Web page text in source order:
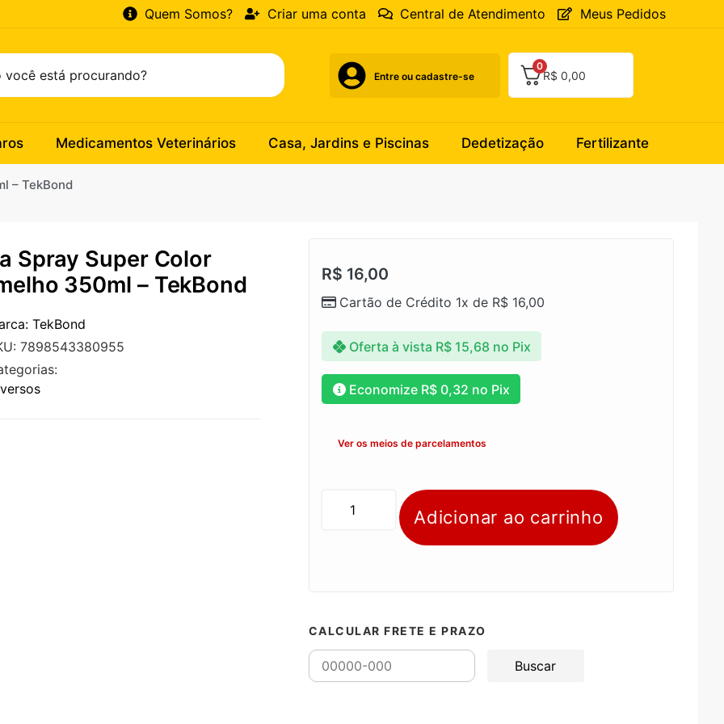
Quem Somos? Criar uma conta Central de Atendimento Meus Pedidos
Entre ou cadastre-se
0
R$ 0,00
Medicamentos Veterinários Casa, Jardins e Piscinas Dedetização Fertilizante
– TekBond
Spray Super Color
350ml – TekBond
TekBond
7898543380955
R$ 16,00
Cartão de Crédito 1x de R$16,00
Oferta à vista R$15,68 no Pix
Economize R$0,32 no Pix
Ver os meios de parcelamentos
Adicionar ao carrinho
CALCULAR FRETE E PRAZO